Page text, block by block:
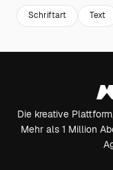
Schriftart Text
Die kreative
Mehr als 1 Million